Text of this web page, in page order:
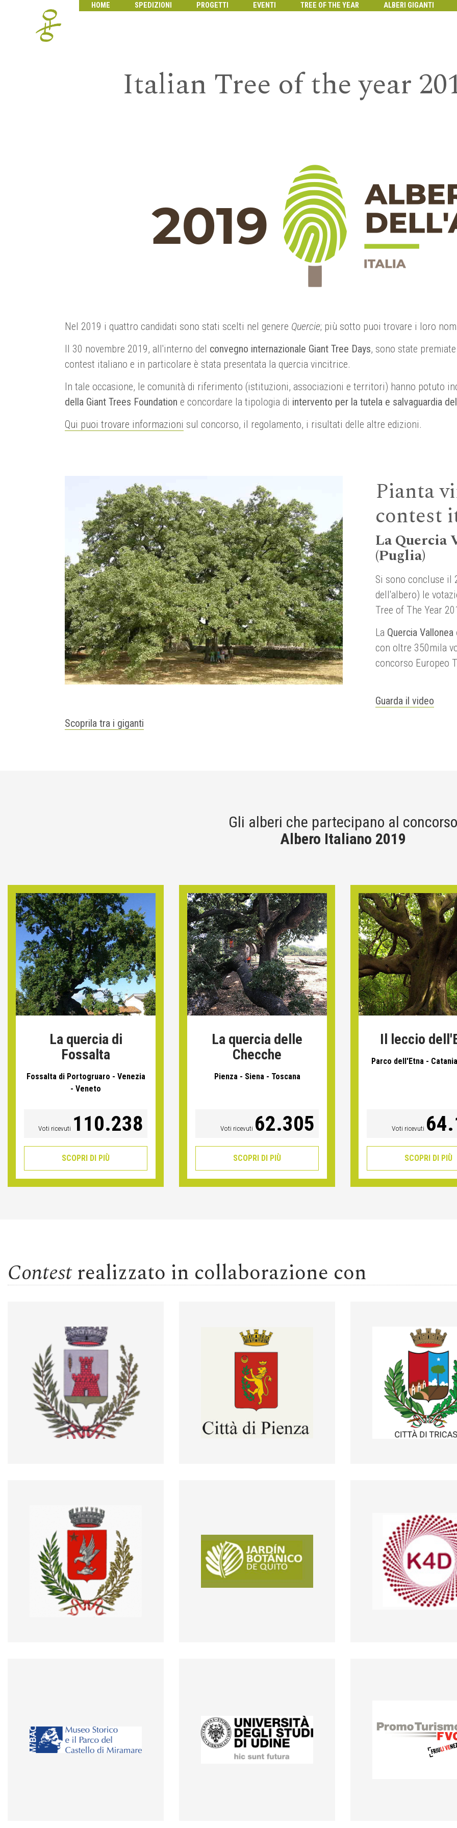
HOME SPEDIZIONI PROGETTI EVENTI TREE OF THE YEAR ALBERI GIGANTI
Italian Tree of the year
Nel 2019 i quattro candidati sono stati scelti nel genere Quercie; più sotto puoi trovare i loro
Il 30 novembre 2019, all'interno del convegno internazionale Giant Tree Days, sono state
contest italiano e in particolare è stata presentata la quercia vincitrice.
In tale occasione, le comunità di riferimento (istituzioni, associazioni e territori) hanno potuto
della Giant Trees Foundation e concordare la tipologia di intervento per la tutela e salvaguardia
Qui puoi trovare informazioni sul concorso, il regolamento, i risultati delle altre edizioni.
Pianta
contest
La Quercia
(Puglia)
Si sono concluse il
dell'albero) le
Tree of The Year
La Quercia
con oltre 350mila
concorso Europeo
Guarda il video
Scoprila tra i giganti
Gli alberi che partecipano al concorso
Albero Italiano 2019
La quercia di
Fossalta
Fossalta di Portogruaro - Venezia
- Veneto
Voti ricevuti 110.238
SCOPRI DI PIÙ
La quercia delle
Checche
Pienza - Siena - Toscana
Voti ricevuti 62.305
SCOPRI DI PIÙ
Il leccio
Parco dell'Etna -
Voti ricevuti
SCOPRI DI PIÙ
Contestrealizzato in collaborazione con